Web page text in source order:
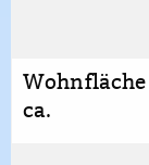
Wohnfläche
ca.